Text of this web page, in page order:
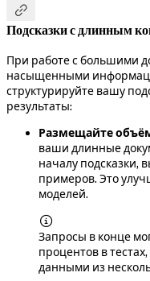

Подсказки с длинным
При работе с большими
насыщенными
структурируйте вашу
результаты:
Размещайте
ваши длинные
началу подсказки,
примеров. Это
моделей.

Запросы в конце
процентов в
данными из